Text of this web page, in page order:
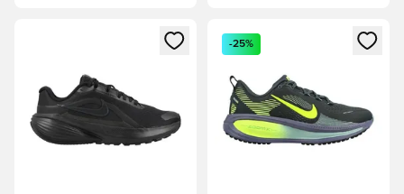
Apre una finestra modale per accedere o registrarsi come
Apre una finestra modale
-25%